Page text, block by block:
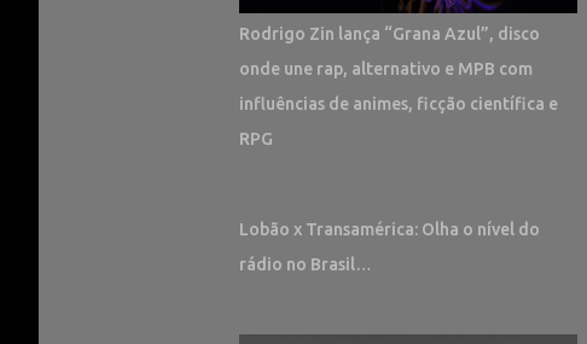
Rodrigo Zin lança “Grana Azul”, disco
onde une rap, alternativo e MPB com
influências de animes, ficção científica e
RPG
Lobão x Transamérica: Olha o nível do
rádio no Brasil…